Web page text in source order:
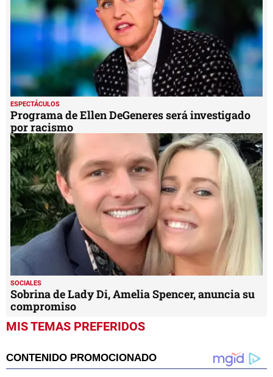
ESPECTÁCULOS
Programa de Ellen DeGeneres será investigado
por racismo
SOCIALES
Sobrina de Lady Di, Amelia Spencer, anuncia su
compromiso
MIS TEMAS PREFERIDOS